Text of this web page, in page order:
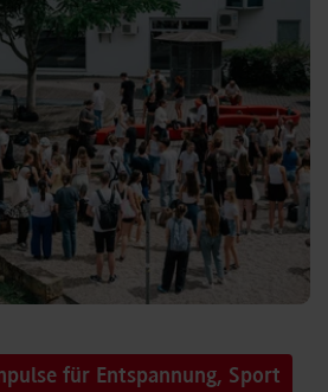
für Entspannung, Sport